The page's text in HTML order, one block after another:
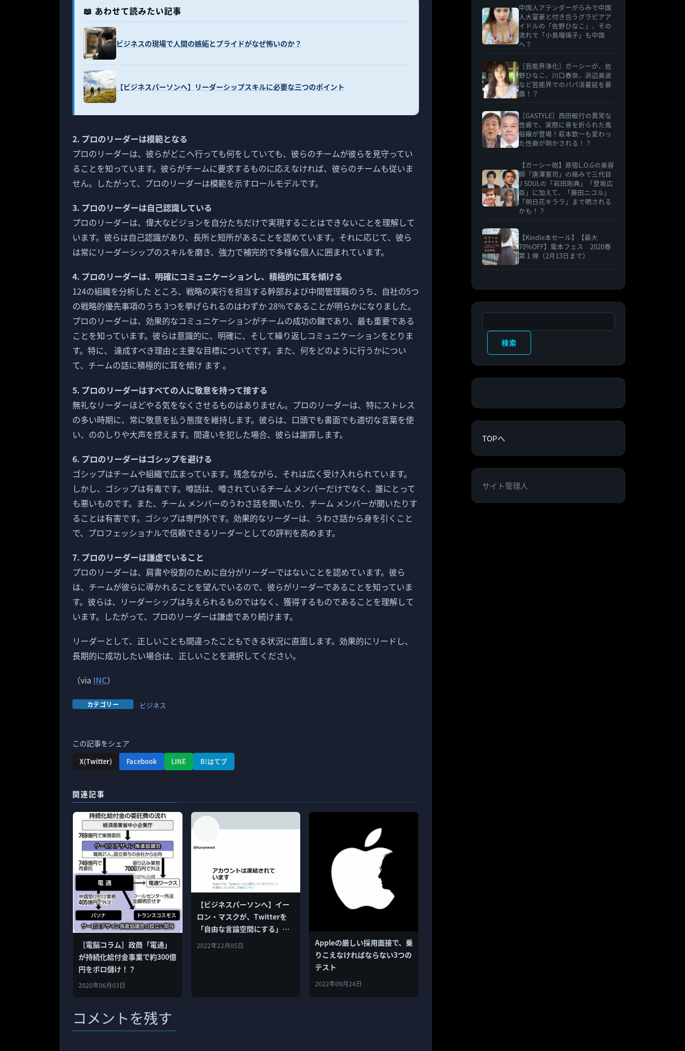
📖 あわせて読みたい記事
ビジネスの現場で人間の嫉妬とプライドがなぜ怖いのか？
【ビジネスパーソンへ】リーダーシップスキルに必要な三つのポイント
2. プロのリーダーは模範となる
プロのリーダーは、彼らがどこへ行っても何をしていても、彼らのチームが彼らを見守ってい
ることを知っています。彼らがチームに要求するものに応えなければ、彼らのチームも従いま
せん。したがって、プロのリーダーは模範を示すロールモデルです。
3. プロのリーダーは自己認識している
プロのリーダーは、偉大なビジョンを自分たちだけで実現することはできないことを理解して
います。彼らは自己認識があり、長所と短所があることを認めています。それに応じて、彼ら
は常にリーダーシップのスキルを磨き、強力で補完的で多様な個人に囲まれています。
4. プロのリーダーは、明確にコミュニケーションし、積極的に耳を傾ける
124の組織を分析した ところ、戦略の実行を担当する幹部および中間管理職のうち、自社の5つ
の戦略的優先事項のうち 3つを挙げられるのはわずか 28%であることが明らかになりました。
プロのリーダーは、効果的なコミュニケーションがチームの成功の鍵であり、最も重要である
ことを知っています。彼らは意識的に、明確に、そして繰り返しコミュニケーションをとりま
す。特に、 達成すべき理由と主要な目標についてです。また、何をどのように行うかについ
て、チームの話に積極的に耳を傾け ます 。
5. プロのリーダーはすべての人に敬意を持って接する
無礼なリーダーほどやる気をなくさせるものはありません。プロのリーダーは、特にストレス
の多い時期に、常に敬意を払う態度を維持します。彼らは、口頭でも書面でも適切な言葉を使
い、ののしりや大声を控えます。間違いを犯した場合、彼らは謝罪します。
6. プロのリーダーはゴシップを避ける
ゴシップはチームや組織で広まっています。残念ながら、それは広く受け入れられています。
しかし、ゴシップは有毒です。噂話は、噂されているチーム メンバーだけでなく、誰にとって
も悪いものです。また、チーム メンバーのうわさ話を聞いたり、チーム メンバーが聞いたりす
ることは有害です。ゴシップは専門外です。効果的なリーダーは、うわさ話から身を引くこと
で、プロフェッショナルで信頼できるリーダーとしての評判を高めます。
7. プロのリーダーは謙虚でいること
プロのリーダーは、肩書や役割のために自分がリーダーではないことを認めています。彼ら
は、チームが彼らに導かれることを望んでいるので、彼らがリーダーであることを知っていま
す。彼らは、リーダーシップは与えられるものではなく、獲得するものであることを理解して
います。したがって、プロのリーダーは謙虚であり続けます。
リーダーとして、正しいことも間違ったこともできる状況に直面します。効果的にリードし、
長期的に成功したい場合は、正しいことを選択してください。
（via INC）
カテゴリー ビジネス
この記事をシェア
X(Twitter) Facebook LINE B!はてブ
関連記事
［電脳コラム］政商「電通」
が持続化給付金事業で約300億
円をボロ儲け！？
2020年06月03日
【ビジネスパーソンへ】イー
ロン・マスクが、Twitterを
「自由な言論空間にする」こ
とに失敗した理由
2022年12月05日
Appleの厳しい採用面接で、乗
りこえなければならない3つの
テスト
2022年09月24日
コメントを残す
中国人アテンダーがらみで中国
人大富豪と付き合うグラビアア
イドルの「佐野ひなこ」、その
流れで「小島瑠璃子」も中国
へ？
［芸能界浄化］ガーシーが、佐
野ひなこ、川口春奈、浜辺美波
など芸能界でのパパ活蔓延を暴
露！？
［GASTYLE］西田敏行の異常な
性癖で、実際に骨を折られた風
俗嬢が登場！萩本欽一も変わっ
た性癖が明かされる！？
【ガーシー砲】原宿L.O.Gの美容
師「唐澤憲司」の絡みで三代目
J SOULの「岩田剛典」「登坂広
臣」に加えて、「藤田ニコル」
「明日花キララ」まで晒される
かも！？
【Kindle本セール】【最大
70%OFF】電本フェス 2020春
第１弾（2月13日まで）
検索
TOPへ
サイト管理人